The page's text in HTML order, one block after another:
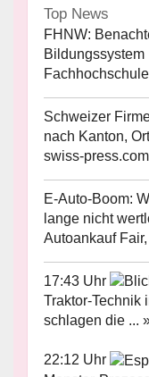
Top News
FHNW:
Bildungssystem
Schweizer
nach Kanton,
swiss-
E-Auto-Boom:
lange nicht
Autoankauf
17:43 Uhr
Traktor-Technik
schlagen die ...
22:12 Uhr